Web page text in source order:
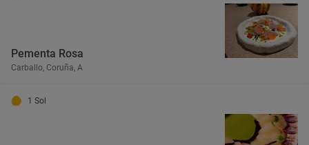
Pementa Rosa
Carballo, Coruña, A
1 Sol